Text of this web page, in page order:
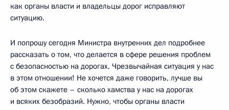
как органы власти и владельцы дорог исправляют
ситуацию.
И попрошу сегодня Министра внутренних дел подробнее
рассказать о том, что делается в сфере решения проблем
с безопасностью на дорогах. Чрезвычайная ситуация у нас
в этом отношении! Не хочется даже говорить, лучше вы
об этом скажете – сколько хамства у нас на дорогах
и всяких безобразий. Нужно, чтобы органы власти